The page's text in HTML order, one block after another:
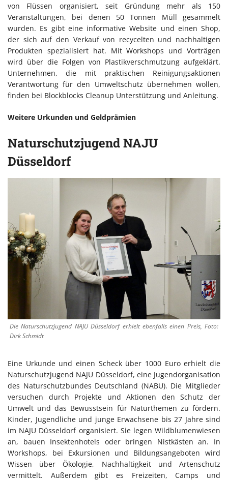
von Flüssen organisiert, seit Gründung mehr als 150
Veranstaltungen, bei denen 50 Tonnen Müll gesammelt
wurden. Es gibt eine informative Website und einen Shop,
der sich auf den Verkauf von recycelten und nachhaltigen
Produkten spezialisiert hat. Mit Workshops und Vorträgen
wird über die Folgen von Plastikverschmutzung aufgeklärt.
Unternehmen, die mit praktischen Reinigungsaktionen
Verantwortung für den Umweltschutz übernehmen wollen,
finden bei Blockblocks Cleanup Unterstützung und Anleitung.
Weitere Urkunden und Geldprämien
Naturschutzjugend NAJU
Düsseldorf
Die Naturschutzjugend NAJU Düsseldorf erhielt ebenfalls einen Preis, Foto:
Dirk Schmidt
Eine Urkunde und einen Scheck über 1000 Euro erhielt die
Naturschutzjugend NAJU Düsseldorf, eine Jugendorganisation
des Naturschutzbundes Deutschland (NABU). Die Mitglieder
versuchen durch Projekte und Aktionen den Schutz der
Umwelt und das Bewusstsein für Naturthemen zu fördern.
Kinder, Jugendliche und junge Erwachsene bis 27 Jahre sind
im NAJU Düsseldorf organisiert. Sie legen Wildblumenwiesen
an, bauen Insektenhotels oder bringen Nistkästen an. In
Workshops, bei Exkursionen und Bildungsangeboten wird
Wissen über Ökologie, Nachhaltigkeit und Artenschutz
vermittelt. Außerdem gibt es Freizeiten, Camps und